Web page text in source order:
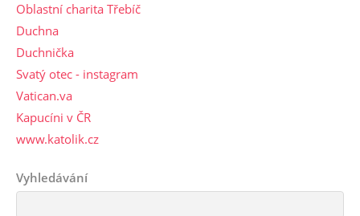
Oblastní charita Třebíč
Duchna
Duchnička
Svatý otec - instagram
Vatican.va
Kapucíni v ČR
www.katolik.cz
Vyhledávání